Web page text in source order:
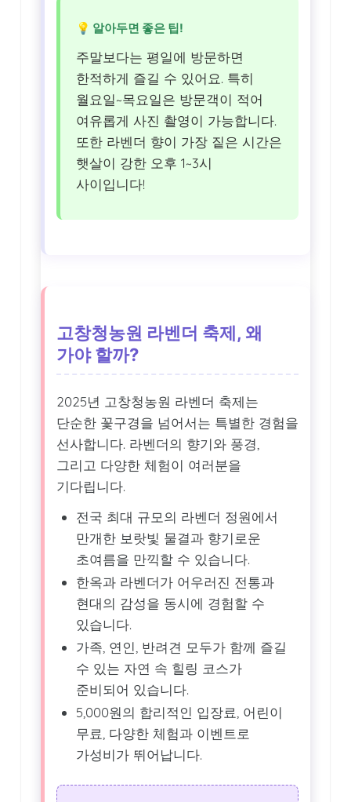
💡 알아두면 좋은 팁!
주말보다는 평일에 방문하면
한적하게 즐길 수 있어요. 특히
월요일~목요일은 방문객이 적어
여유롭게 사진 촬영이 가능합니다.
또한 라벤더 향이 가장 짙은 시간은
햇살이 강한 오후 1~3시
사이입니다!
고창청농원 라벤더 축제, 왜
가야 할까?
2025년 고창청농원 라벤더 축제는
단순한 꽃구경을 넘어서는 특별한 경험을
선사합니다. 라벤더의 향기와 풍경,
그리고 다양한 체험이 여러분을
기다립니다.
전국 최대 규모의 라벤더 정원에서
만개한 보랏빛 물결과 향기로운
초여름을 만끽할 수 있습니다.
한옥과 라벤더가 어우러진 전통과
현대의 감성을 동시에 경험할 수
있습니다.
가족, 연인, 반려견 모두가 함께 즐길
수 있는 자연 속 힐링 코스가
준비되어 있습니다.
5,000원의 합리적인 입장료, 어린이
무료, 다양한 체험과 이벤트로
가성비가 뛰어납니다.